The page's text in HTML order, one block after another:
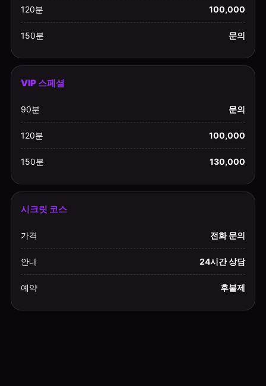
120분 100,000
150분 문의
VIP 스페셜
90분 문의
120분 100,000
150분 130,000
시크릿 코스
가격 전화 문의
안내 24시간 상담
예약 후불제